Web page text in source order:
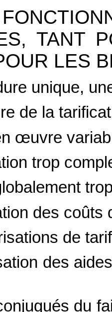
TANT
LES
unique,
de la
œuvre
trop
des coûts
de
des
du